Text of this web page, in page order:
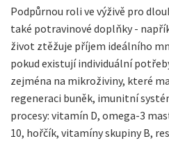
Podpůrnou roli ve výživě pro
také potravinové doplňky -
život ztěžuje příjem ideálního
pokud existují individuální
zejména na mikroživiny, které
regeneraci buněk, imunitní
procesy: vitamín D, omega-3
10, hořčík, vitamíny skupiny B,